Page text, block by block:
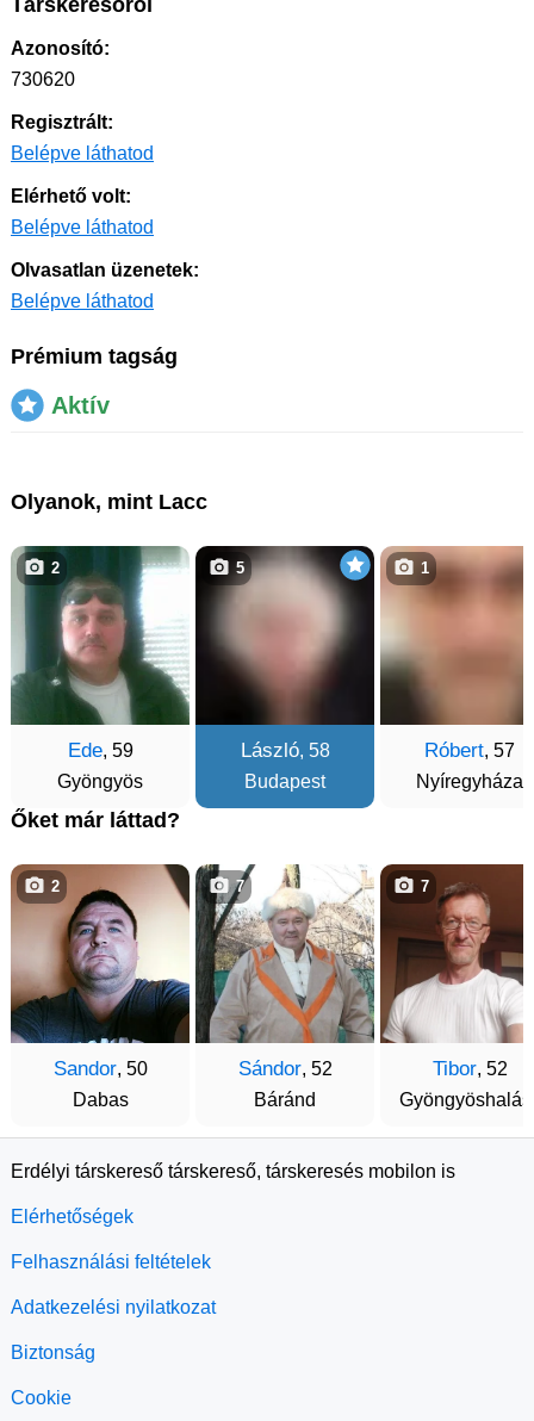
Társkeresőről
Azonosító:
730620
Regisztrált:
Belépve láthatod
Elérhető volt:
Belépve láthatod
Olvasatlan üzenetek:
Belépve láthatod
Prémium tagság
Aktív
Olyanok, mint Lacc
Ede, 59
Gyöngyös
2
László, 58
Budapest
5
Róbert, 57
Nyíregyháza
1
Őket már láttad?
Sandor, 50
Dabas
2
Sándor, 52
Báránd
7
Tibor, 52
7
Erdélyi társkereső társkereső, társkeresés mobilon is
Elérhetőségek
Felhasználási feltételek
Adatkezelési nyilatkozat
Biztonság
Cookie